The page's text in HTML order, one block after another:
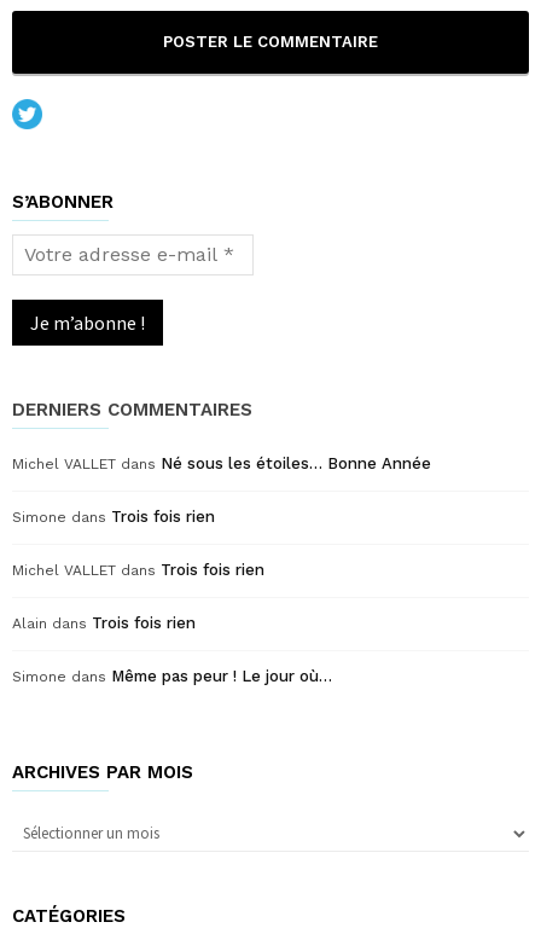
S’ABONNER
Votre
adresse
e-
mail
*
DERNIERS COMMENTAIRES
Michel VALLET dans Né sous les étoiles… Bonne Année
Simone dans Trois fois rien
Michel VALLET dans Trois fois rien
Alain dans Trois fois rien
Simone dans Même pas peur ! Le jour où…
ARCHIVES PAR MOIS
CATÉGORIES